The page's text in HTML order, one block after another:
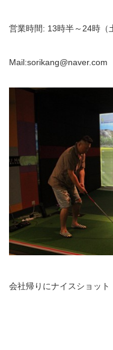
営業時間: 13時半～24時（
Mail:sorikang@naver.com
会社帰りにナイスショット